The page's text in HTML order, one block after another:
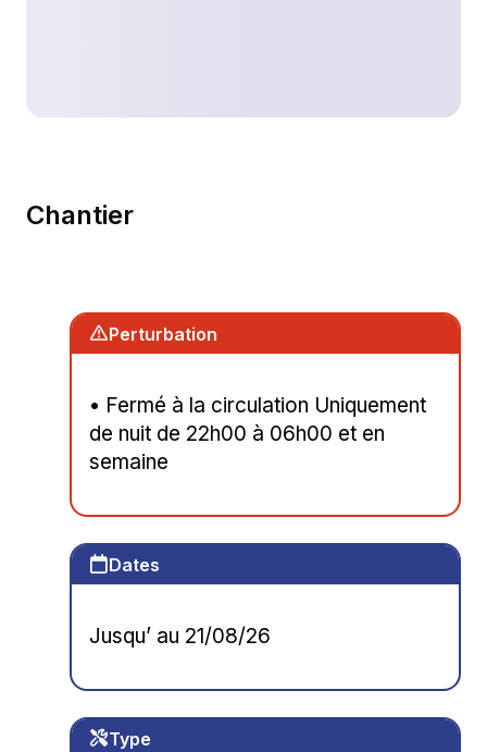
Chantier
Perturbation
• Fermé à la circulation Uniquement
de nuit de 22h00 à 06h00 et en
semaine
Dates
Jusqu’ au 21/08/26
Type